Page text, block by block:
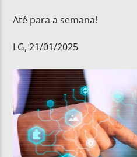
Até para a semana!
LG, 21/01/2025